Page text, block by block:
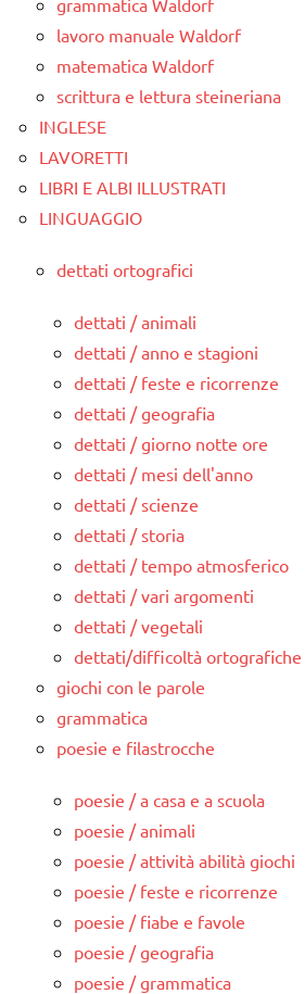
lavoro manuale Waldorf
matematica Waldorf
scrittura e lettura steineriana
INGLESE
LAVORETTI
LIBRI E ALBI ILLUSTRATI
LINGUAGGIO
dettati ortografici
dettati / animali
dettati / anno e stagioni
dettati / feste e ricorrenze
dettati / geografia
dettati / giorno notte ore
dettati / mesi dell'anno
dettati / scienze
dettati / storia
dettati / tempo atmosferico
dettati / vari argomenti
dettati / vegetali
dettati/difficoltà ortografiche
giochi con le parole
grammatica
poesie e filastrocche
poesie / a casa e a scuola
poesie / animali
poesie / attività abilità giochi
poesie / feste e ricorrenze
poesie / fiabe e favole
poesie / geografia
poesie / grammatica